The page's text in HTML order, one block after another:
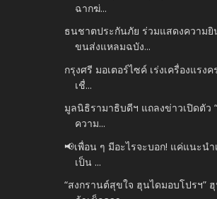
ฉากฆ่...
ธนชาตประกันภัย ร่วมแสดงความ
ขนส่งแหลมฉบัง...
กรุงศรี มอเตอร์ไซค์ เร่งเครื่องแรง
เชื่...
มูลนิธิรามาธิบดีฯ แถลงข่าวเปิดตัว
ความ...
📢เพื่อน ๆ มีอะไรจะบอก! แค่แนะน
เป็น ...
“สงกรานต์สุขใจ ฮุนไดมอบโปรฯ”